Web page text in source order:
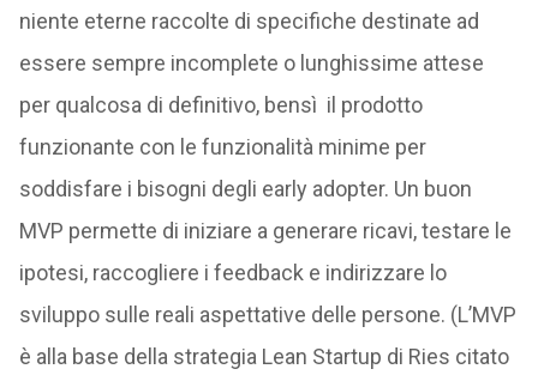
niente eterne raccolte di specifiche destinate ad
essere sempre incomplete o lunghissime attese
per qualcosa di definitivo, bensì il prodotto
funzionante con le funzionalità minime per
soddisfare i bisogni degli early adopter. Un buon
MVP permette di iniziare a generare ricavi, testare le
ipotesi, raccogliere i feedback e indirizzare lo
sviluppo sulle reali aspettative delle persone. (L’MVP
è alla base della strategia Lean Startup di Ries citato